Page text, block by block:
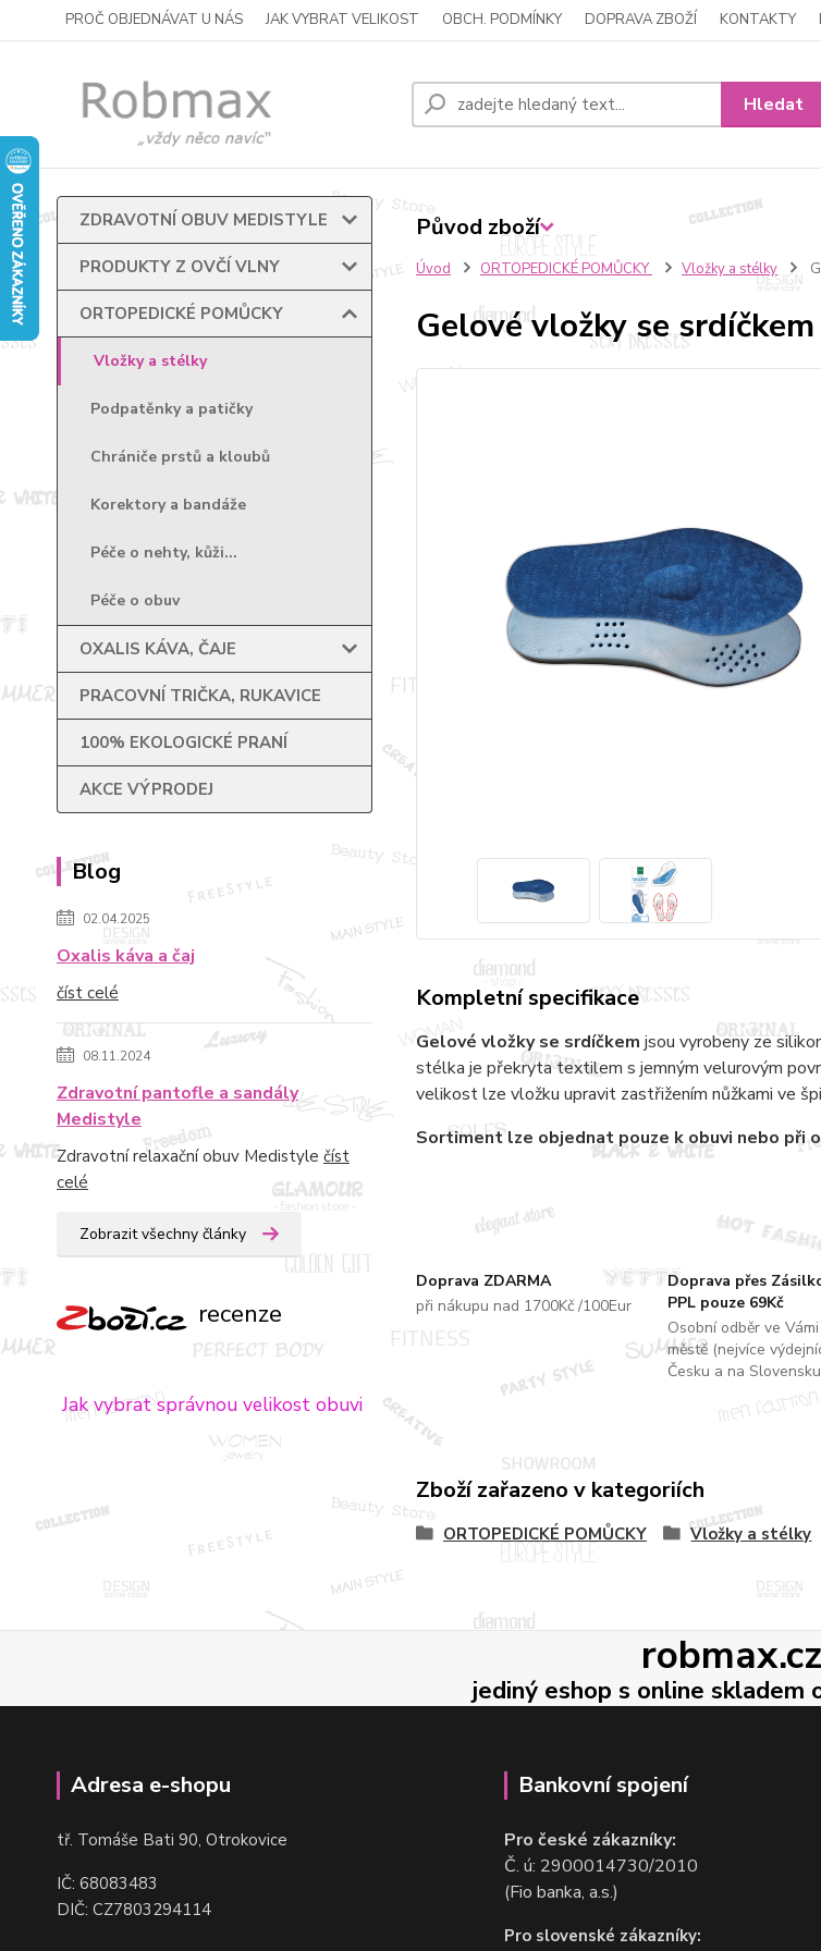
PROČ OBJEDNÁVAT U NÁS JAK VYBRAT VELIKOST OBCH. PODMÍNKY DOPRAVA ZBOŽÍ KONTAKTY
Hledat
ZDRAVOTNÍ OBUV MEDISTYLE
PRODUKTY Z OVČÍ VLNY
ORTOPEDICKÉ POMŮCKY
Vložky a stélky
Podpatěnky a patičky
Chrániče prstů a kloubů
Korektory a bandáže
Péče o nehty, kůži...
Péče o obuv
OXALIS KÁVA, ČAJE
PRACOVNÍ TRIČKA, RUKAVICE
100% EKOLOGICKÉ PRANÍ
AKCE VÝPRODEJ
Blog
02.04.2025
Oxalis káva a čaj
číst celé
08.11.2024
Zdravotní pantofle a sandály
Medistyle
Zdravotní relaxační obuv Medistyle číst
celé
Zobrazit všechny články
recenze
Jak vybrat správnou velikost obuvi
Úvod ORTOPEDICKÉ POMŮCKY Vložky a stélky
Gelové vložky se
Doprava ZDARMA
při nákupu nad 1700Kč /100Eur
Doprava přes
PPL pouze 69Kč
Osobní odběr ve
městě (nejvíce
Česku a na
Kompletní specifikace
Gelové vložky se srdíčkem jsou vyrobeny ze
stélka je překryta textilem s jemným velurovým
velikost lze vložku upravit zastřižením nůžkami ve
Sortiment lze objednat pouze k obuvi nebo při
Původ zboží
Zboží zařazeno v kategoriích
ORTOPEDICKÉ POMŮCKY Vložky a stélky
robmax.cz
jediný eshop s online skladem
Adresa e-shopu
tř. Tomáše Bati 90, Otrokovice
IČ: 68083483
DIČ: CZ7803294114
Bankovní spojení
Pro české zákazníky:
Č. ú: 2900014730/2010
(Fio banka, a.s.)
Pro slovenské zákazníky: